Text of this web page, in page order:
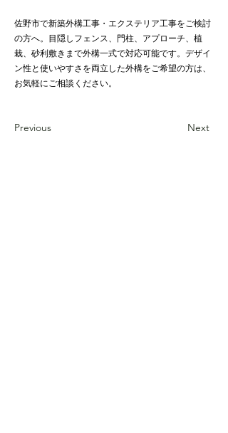
佐野市で新築外構工事・エクステリア工事をご検討
の方へ。目隠しフェンス、門柱、アプローチ、植
栽、砂利敷きまで外構一式で対応可能です。デザイ
ン性と使いやすさを両立した外構をご希望の方は、
お気軽にご相談ください。
Previous Next